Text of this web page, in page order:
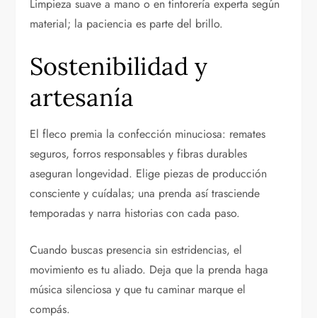
Limpieza suave a mano o en tintorería experta según
material; la paciencia es parte del brillo.
Sostenibilidad y
artesanía
El fleco premia la confección minuciosa: remates
seguros, forros responsables y fibras durables
aseguran longevidad. Elige piezas de producción
consciente y cuídalas; una prenda así trasciende
temporadas y narra historias con cada paso.
Cuando buscas presencia sin estridencias, el
movimiento es tu aliado. Deja que la prenda haga
música silenciosa y que tu caminar marque el
compás.